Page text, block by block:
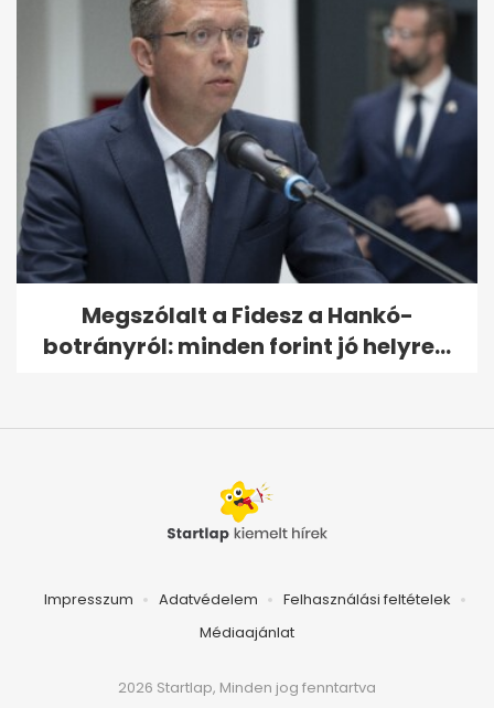
Megszólalt a Fidesz a Hankó-
botrányról: minden forint jó helyre...
Impresszum Adatvédelem
Felhasználási feltételek
Médiaajánlat
2026 Startlap, Minden jog fenntartva